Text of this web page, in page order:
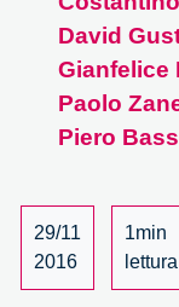
innovations
and
A
dialogue
Guston
–
2/3
David
Gianfelice
Paolo
Piero
29/11
2016
1min
lettura